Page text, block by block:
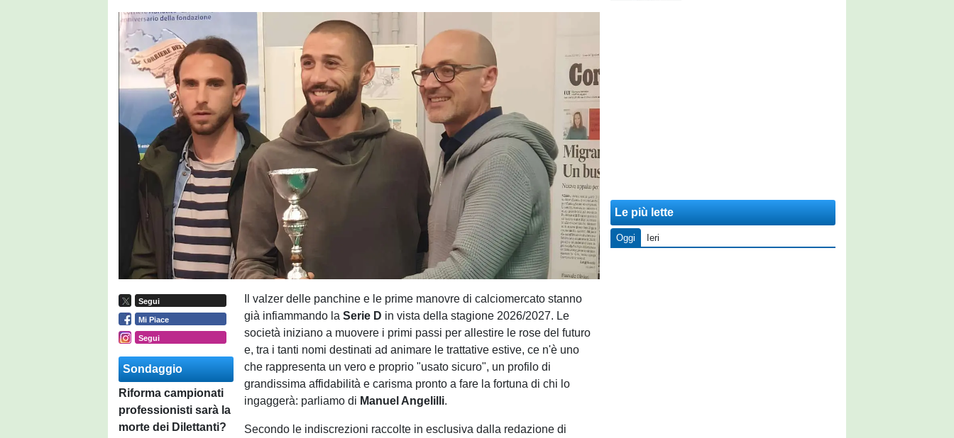
Segui
Mi Piace
Segui
Sondaggio
Riforma campionati
professionisti sarà la
morte dei Dilettanti?
Il valzer delle panchine e le prime manovre di calciomercato stanno
già infiammando laSerie D in vista della stagione 2026/2027. Le
società iniziano a muovere i primi passi per allestire le rose del futuro
e, tra i tanti nomi destinati ad animare le trattative estive, ce n'è uno
che rappresenta un vero e proprio "usato sicuro", un profilo di
grandissima affidabilità e carisma pronto a fare la fortuna di chi lo
ingaggerà: parliamo di Manuel Angelilli.
Secondo le indiscrezioni raccolte in esclusiva dalla redazione di
Le più lette
Oggi Ieri